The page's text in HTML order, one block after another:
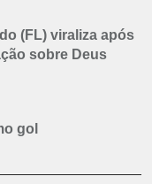
(FL) viraliza após
sobre Deus
gol